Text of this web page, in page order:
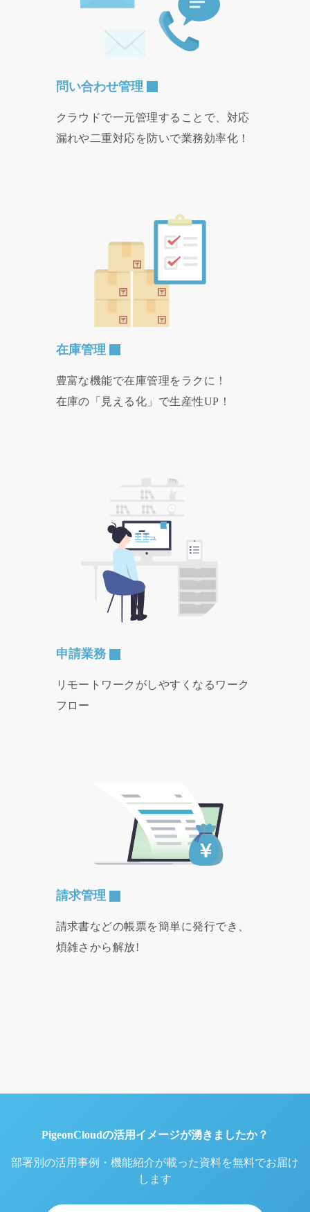
問い合わせ管理
クラウドで一元管理することで、対応
漏れや二重対応を防いで業務効率化！
在庫管理
豊富な機能で在庫管理をラクに！
在庫の「見える化」で生産性UP！
申請業務
リモートワークがしやすくなるワーク
フロー
請求管理
請求書などの帳票を簡単に発行でき、
煩雑さから解放!
PigeonCloudの活用イメージが湧きましたか？
部署別の活用事例・機能紹介が載った資料を無料でお届け
します